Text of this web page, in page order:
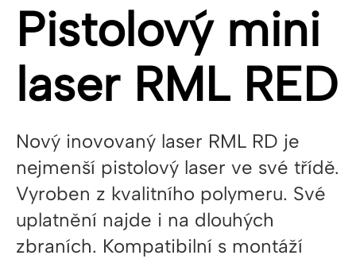
Pistolový mini
laser RML RED
Nový inovovaný laser RML RD je
nejmenší pistolový laser ve své třídě.
Vyroben z kvalitního polymeru. Své
uplatnění najde i na dlouhých
zbraních. Kompatibilní s montáží